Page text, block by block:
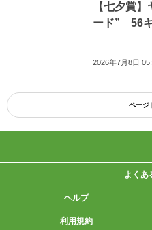
【七夕賞
ード” 56
2026年7月8日
ページ
よくあ
ヘルプ
利用規約